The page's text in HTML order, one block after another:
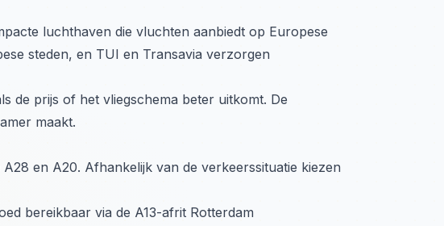
luchthaven die vluchten aanbiedt op Europese
steden, en TUI en Transavia verzorgen
de prijs of het vliegschema beter uitkomt. De
maakt.
en A20. Afhankelijk van de verkeerssituatie kiezen
bereikbaar via de A13-afrit Rotterdam